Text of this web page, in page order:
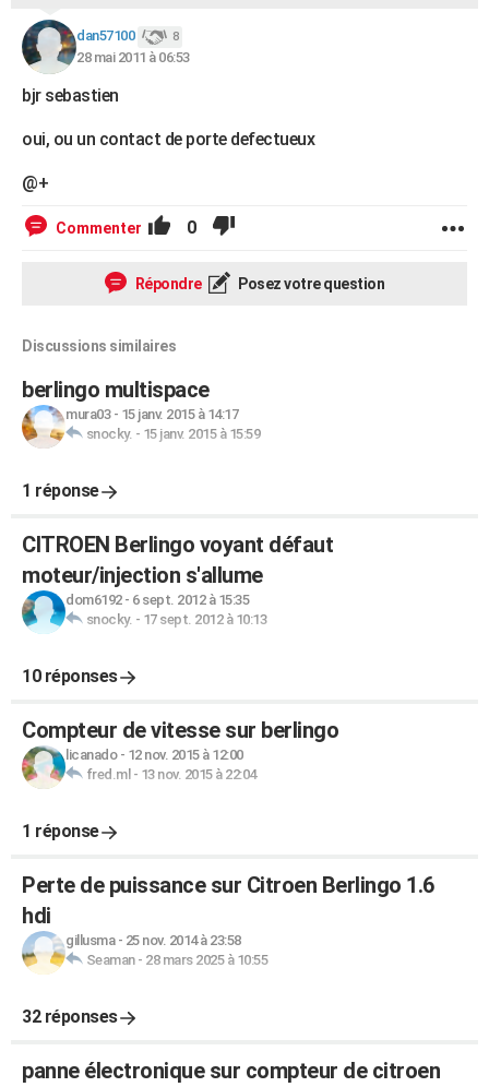
COPAINS D'AVANT
S'inscrire
Se connecter
Lycées
Collèges
Primaires
Universités
Entreprises
Service militaire
Avis de recherche
AVIS DE DÉCÈS
FORUM
Bricolage
Lifestyle
Culture
Sport
Auto
Television
Voyage
Cinema
dan57100 8
28 mai 2011 à 06:53
bjr sebastien
oui, ou un contact de porte defectueux
@+
Commenter 0
Répondre Posez votre question
Discussions similaires
berlingo multispace
mura03- 15 janv. 2015 à 14:17
snocky. - 15 janv. 2015 à 15:59
1 réponse
CITROEN Berlingo voyant défaut
moteur/injection s'allume
dom6192- 6 sept. 2012 à 15:35
snocky. - 17 sept. 2012 à 10:13
10 réponses
Compteur de vitesse sur berlingo
licanado- 12 nov. 2015 à 12:00
fred.ml - 13 nov. 2015 à 22:04
1 réponse
Perte de puissance sur Citroen Berlingo 1.6
hdi
gillusma- 25 nov. 2014 à 23:58
Seaman- 28 mars 2025 à 10:55
32 réponses
panne électronique sur compteur de citroen